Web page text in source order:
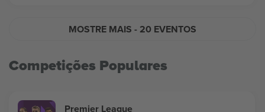
MOSTRE MAIS - 20 EVENTOS
Competições Populares
Premier League